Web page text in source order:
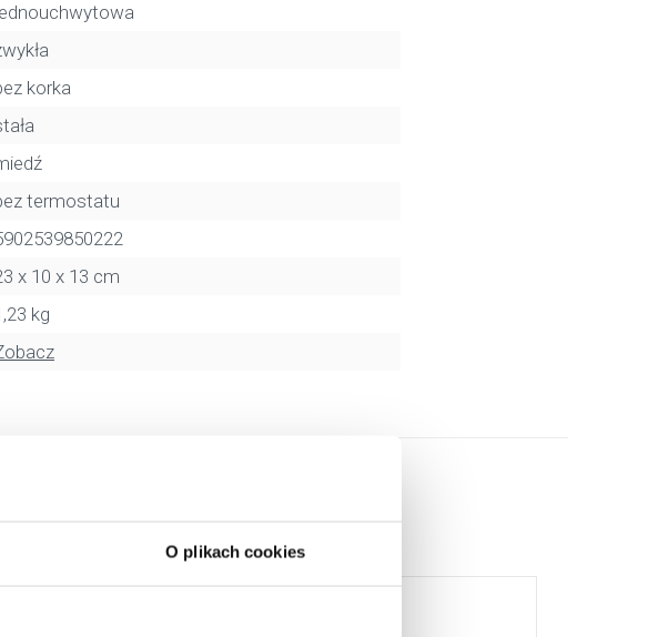
O plikach cookies
korka
termostatu
x 10 x 13 cm
kg